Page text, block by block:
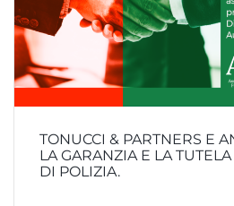
TONUCCI & PARTNERS E
LA GARANZIA E LA
DI POLIZIA.